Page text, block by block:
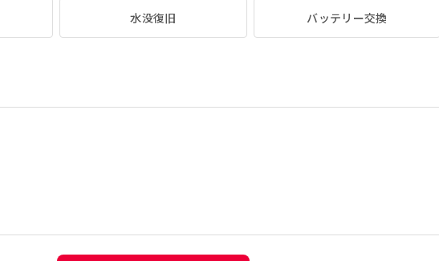
水没復旧 バッテリー交換